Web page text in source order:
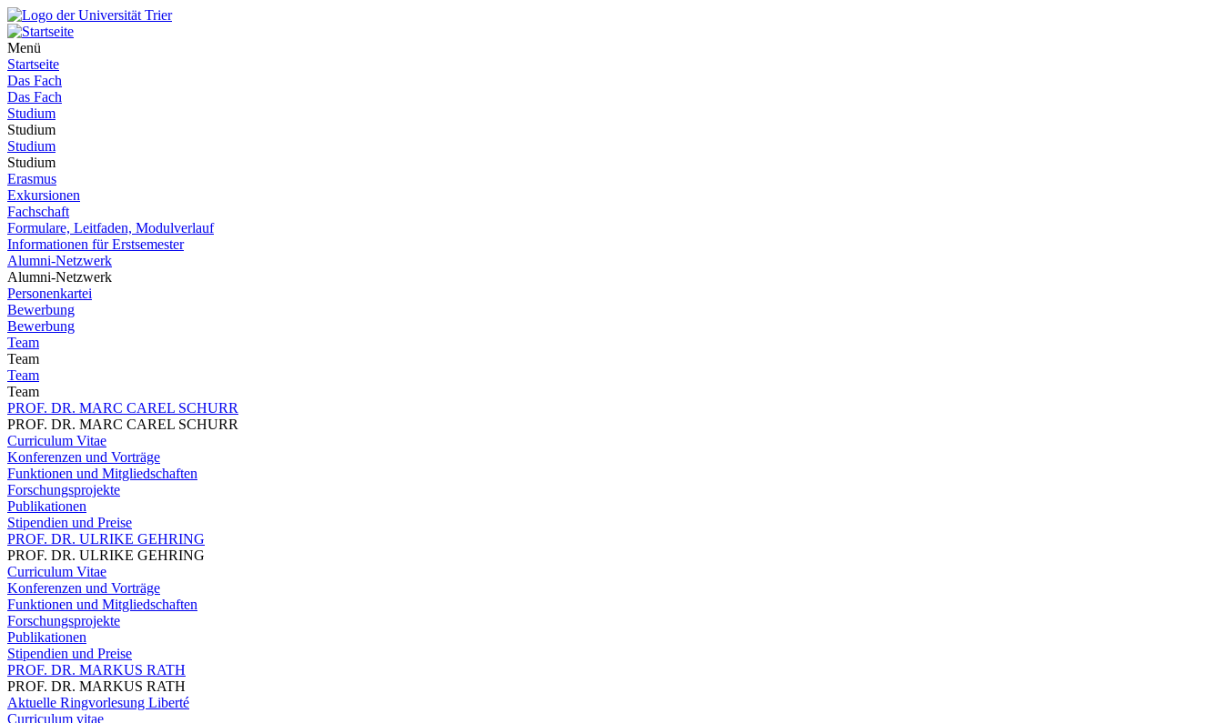
Menü
Startseite
Das Fach
Das Fach
Studium
Studium
Studium
Studium
Erasmus
Exkursionen
Fachschaft
Formulare, Leitfaden, Modulverlauf
Informationen für Erstsemester
Alumni-Netzwerk
Alumni-Netzwerk
Personenkartei
Bewerbung
Bewerbung
Team
Team
Team
Team
PROF. DR. MARC CAREL SCHURR
PROF. DR. MARC CAREL SCHURR
Curriculum Vitae
Konferenzen und Vorträge
Funktionen und Mitgliedschaften
Forschungsprojekte
Publikationen
Stipendien und Preise
PROF. DR. ULRIKE GEHRING
PROF. DR. ULRIKE GEHRING
Curriculum Vitae
Konferenzen und Vorträge
Funktionen und Mitgliedschaften
Forschungsprojekte
Publikationen
Stipendien und Preise
PROF. DR. MARKUS RATH
PROF. DR. MARKUS RATH
Aktuelle Ringvorlesung Liberté
Curriculum vitae